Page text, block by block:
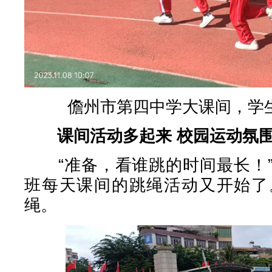
儋州市第四中学大课间，学
课间活动多起来 校园运动氛
“准备，看谁跳的时间最长！
班每天课间的跳绳活动又开始
绳。